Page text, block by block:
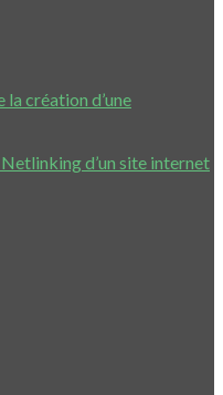
la création d’une
d’un site internet